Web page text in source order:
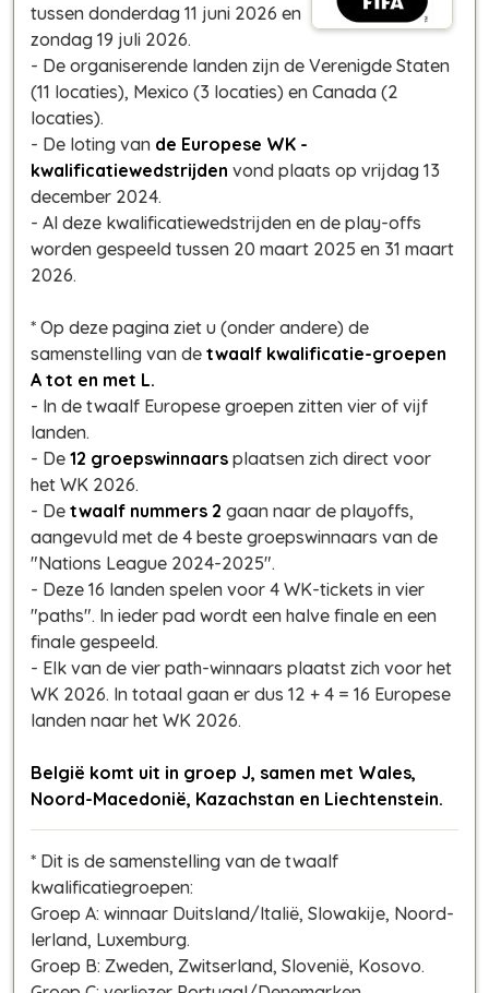
tussen donderdag 11 juni 2026 en
zondag 19 juli 2026.
- De organiserende landen zijn de Verenigde Staten
(11 locaties), Mexico (3 locaties) en Canada (2
locaties).
- De loting van de Europese WK -
kwalificatiewedstrijden vond plaats op vrijdag 13
december 2024.
- Al deze kwalificatiewedstrijden en de play-offs
worden gespeeld tussen 20 maart 2025 en 31 maart
2026.
* Op deze pagina ziet u (onder andere) de
samenstelling van de twaalf kwalificatie-groepen
A tot en met L.
- In de twaalf Europese groepen zitten vier of vijf
landen.
- De 12 groepswinnaars plaatsen zich direct voor
het WK 2026.
- De twaalf nummers 2 gaan naar de playoffs,
aangevuld met de 4 beste groepswinnaars van de
"Nations League 2024-2025".
- Deze 16 landen spelen voor 4 WK-tickets in vier
"paths". In ieder pad wordt een halve finale en een
finale gespeeld.
- Elk van de vier path-winnaars plaatst zich voor het
WK 2026. In totaal gaan er dus 12 + 4 = 16 Europese
landen naar het WK 2026.
België komt uit in groep J, samen met Wales,
Noord-Macedonië, Kazachstan en Liechtenstein.
* Dit is de samenstelling van de twaalf
kwalificatiegroepen:
Groep A: winnaar Duitsland/Italië, Slowakije, Noord-
Ierland, Luxemburg.
Groep B: Zweden, Zwitserland, Slovenië, Kosovo.